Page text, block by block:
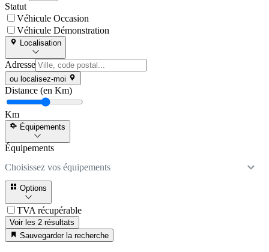
Statut
Véhicule Occasion
Véhicule Démonstration
Localisation
Adresse
ou localisez-moi
Distance (en Km)
Km
Équipements
Équipements
Choisissez vos équipements
Options
TVA récupérable
Voir les 2 résultats
Sauvegarder la recherche